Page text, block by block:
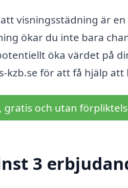
visningsstädning är
ökar du inte bara
öka värdet på
kzb.se för att få hjälp
gratis och utan
3